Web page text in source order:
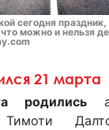
сегодня
можно и нельзя
21 марта
родились